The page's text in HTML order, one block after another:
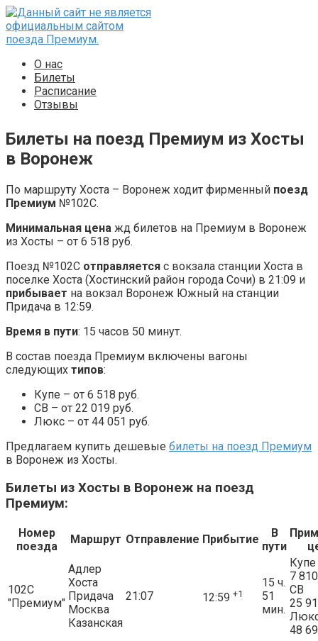
Перейти
к
контенту
О нас
Билеты
Расписание
Отзывы
Билеты на поезд Премиум из Хосты
в Воронеж
По маршруту Хоста – Воронеж ходит фирменный поезд
Премиум №102С.
Минимальная цена жд билетов на Премиум в Воронеж
из Хосты – от 6 518 руб.
Поезд №102С отправляется с вокзала станции Хоста в
поселке Хоста (Хостинский район города Сочи) в 21:09 и
прибывает на вокзал Воронеж Южный на станции
Придача в 12:59.
Время в пути: 15 часов 50 минут.
В состав поезда Премиум включены вагоны
следующих типов:
Купе – от 6 518 руб.
СВ – от 22 019 руб.
Люкс – от 44 051 руб.
Предлагаем купить дешевые билеты на поезд Премиум
в Воронеж из Хосты.
Билеты из Хосты в Воронеж на поезд
Премиум:
Номер
поезда
Маршрут Отправление Прибытие
В
пути
102С
"Премиум"
Адлер
Хоста
Придача
Москва
Казанская
21:07 12:59 +1
15 ч.
51
мин.
Купе
7 810
СВ
25
48